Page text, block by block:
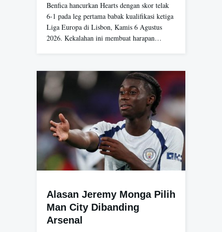
Benfica hancurkan Hearts dengan skor telak
6-1 pada leg pertama babak kualifikasi ketiga
Liga Europa di Lisbon, Kamis 6 Agustus
2026. Kekalahan ini membuat harapan…
Alasan Jeremy Monga Pilih
Man City Dibanding
Arsenal